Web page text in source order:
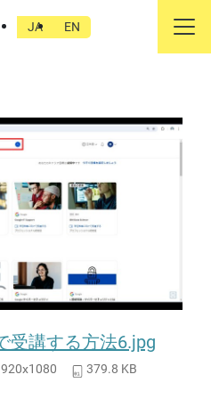
JA EN
で受講する方法
受講する方法6.jpg
379.8 KB